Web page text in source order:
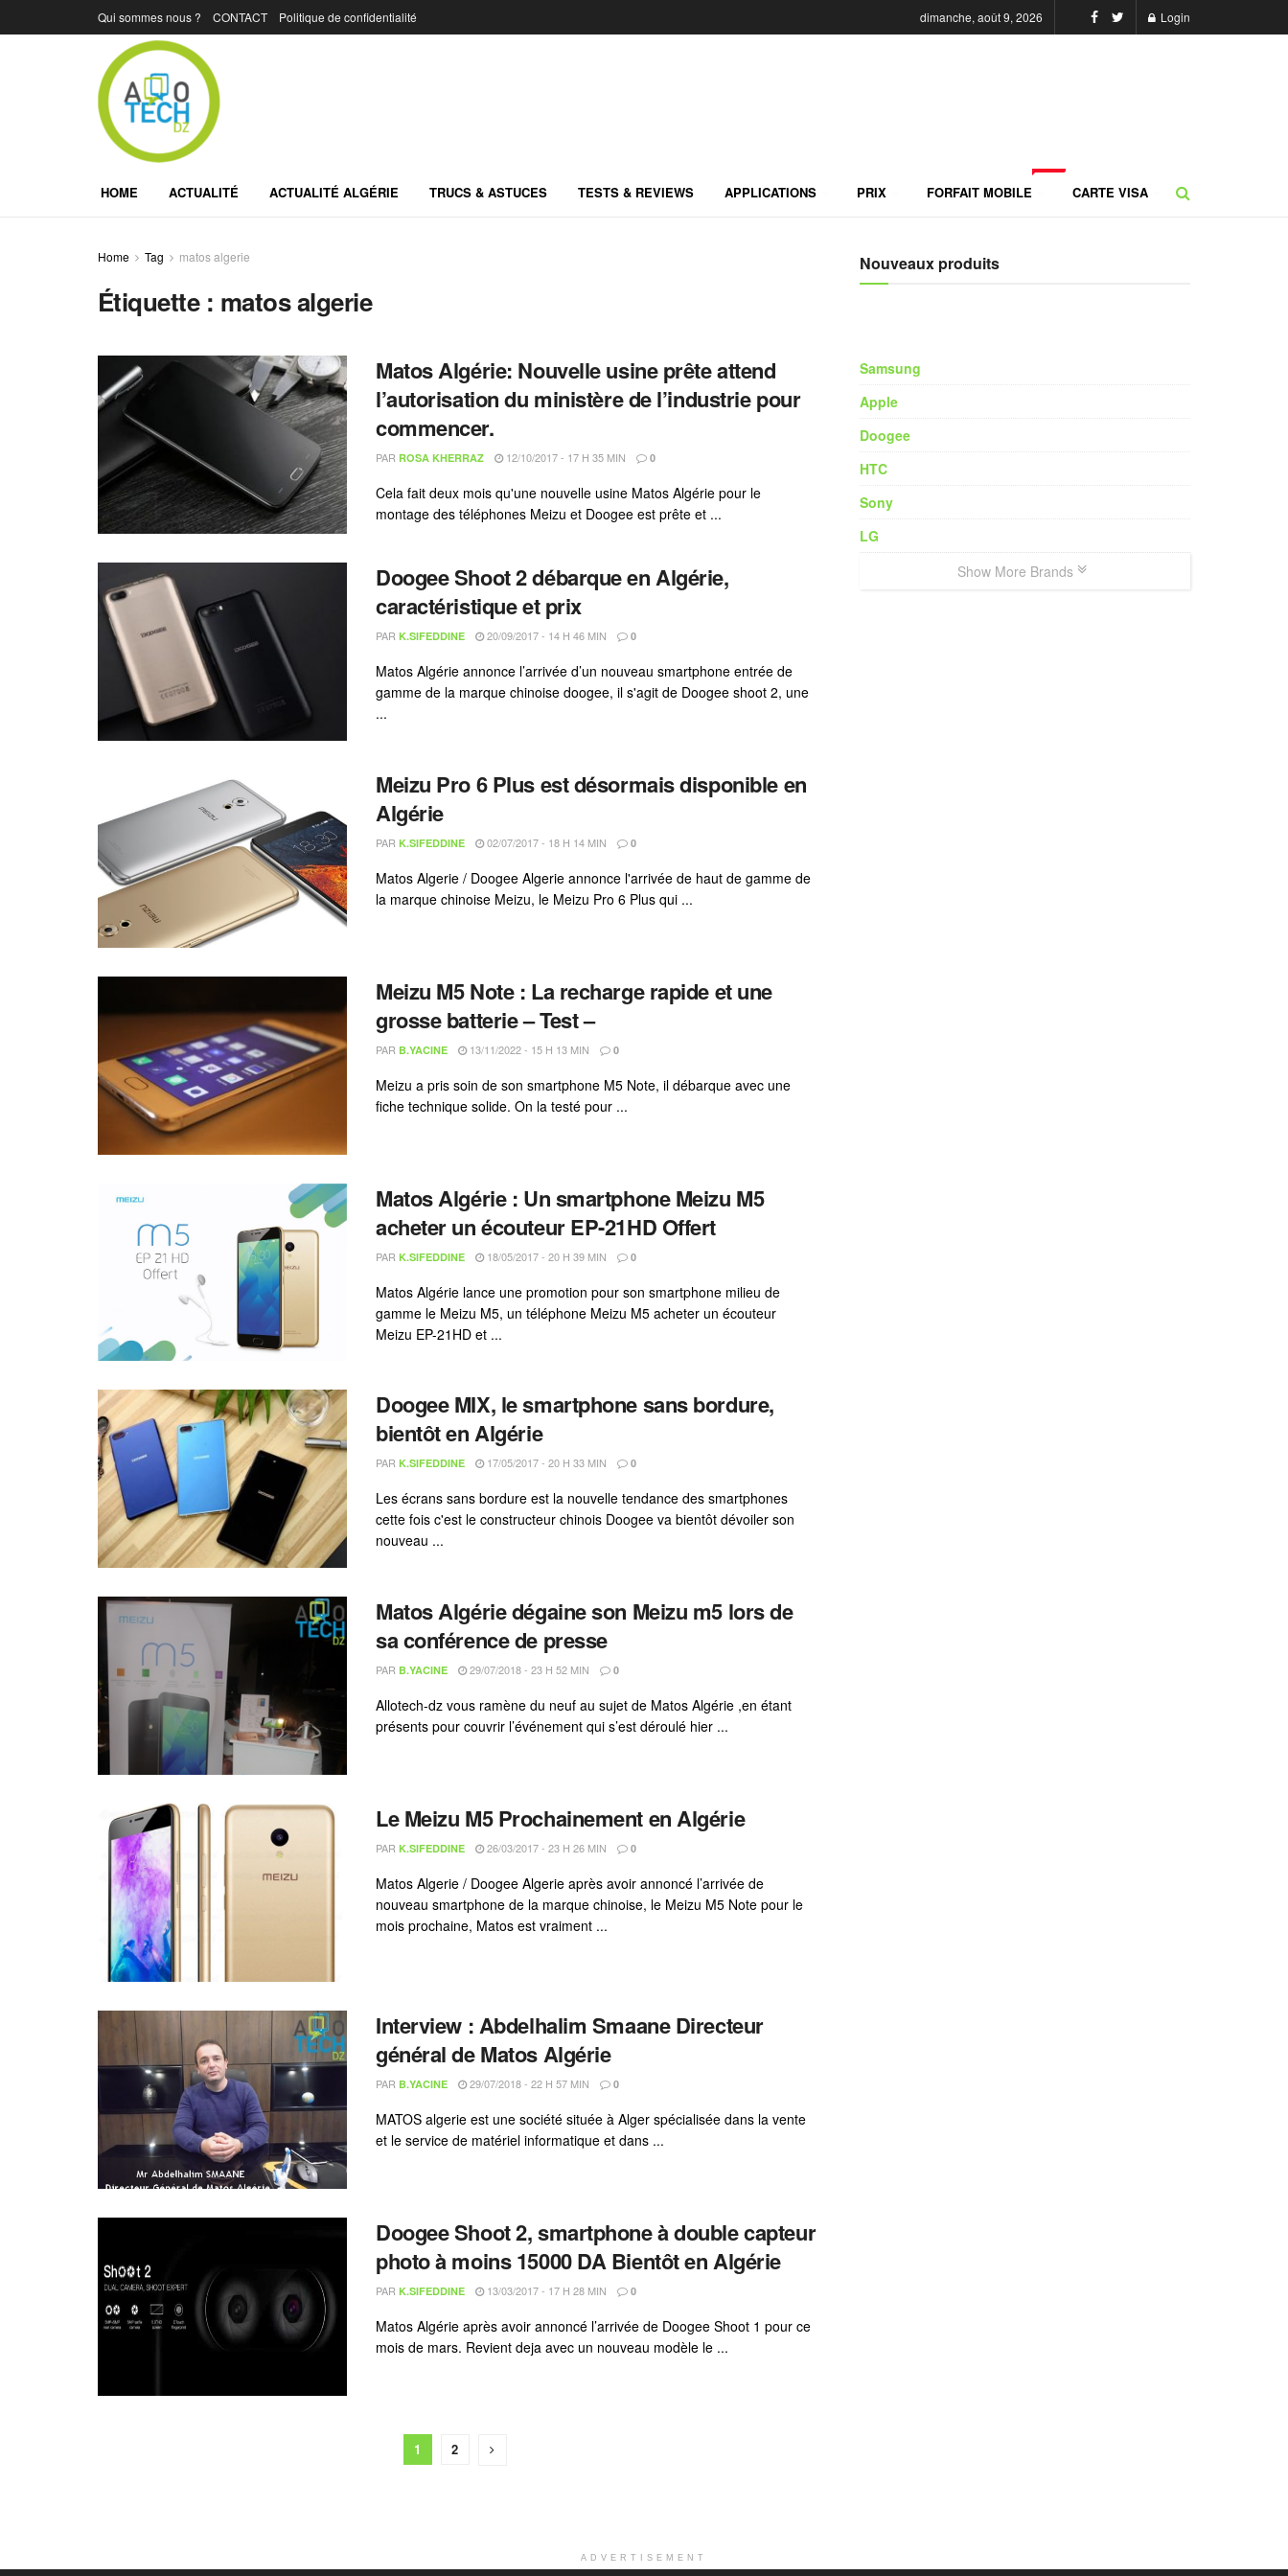
Qui sommes nous ? CONTACT Politique de confidentialité dimanche, août 9, 2026 Login
HOME ACTUALITÉ ACTUALITÉ ALGÉRIE TRUCS & ASTUCES TESTS & REVIEWS APPLICATIONS PRIX FORFAIT MOBILE CARTE VISA
Home Tag matos algerie
Étiquette : matos algerie
Matos Algérie: Nouvelle usine prête attend
l’autorisation du ministère de l’industrie pour
commencer.
PAR ROSA KHERRAZ 12/10/2017 - 17 H 35 MIN 0
Cela fait deux mois qu'une nouvelle usine Matos Algérie pour le
montage des téléphones Meizu et Doogee est prête et ...
Doogee Shoot 2 débarque en Algérie,
caractéristique et prix
PAR K.SIFEDDINE 20/09/2017 - 14 H 46 MIN 0
Matos Algérie annonce l’arrivée d’un nouveau smartphone entrée de
gamme de la marque chinoise doogee, il s'agit de Doogee shoot 2, une
...
Meizu Pro 6 Plus est désormais disponible en
Algérie
PAR K.SIFEDDINE 02/07/2017 - 18 H 14 MIN 0
Matos Algerie / Doogee Algerie annonce l'arrivée de haut de gamme de
la marque chinoise Meizu, le Meizu Pro 6 Plus qui ...
Meizu M5 Note : La recharge rapide et une
grosse batterie – Test –
PAR B.YACINE 13/11/2022 - 15 H 13 MIN 0
Meizu a pris soin de son smartphone M5 Note, il débarque avec une
fiche technique solide. On la testé pour ...
Matos Algérie : Un smartphone Meizu M5
acheter un écouteur EP-21HD Offert
PAR K.SIFEDDINE 18/05/2017 - 20 H 39 MIN 0
Matos Algérie lance une promotion pour son smartphone milieu de
gamme le Meizu M5, un téléphone Meizu M5 acheter un écouteur
Meizu EP-21HD et ...
Doogee MIX, le smartphone sans bordure,
bientôt en Algérie
PAR K.SIFEDDINE 17/05/2017 - 20 H 33 MIN 0
Les écrans sans bordure est la nouvelle tendance des smartphones
cette fois c'est le constructeur chinois Doogee va bientôt dévoiler son
nouveau ...
Matos Algérie dégaine son Meizu m5 lors de
sa conférence de presse
PAR B.YACINE 29/07/2018 - 23 H 52 MIN 0
Allotech-dz vous ramène du neuf au sujet de Matos Algérie ,en étant
présents pour couvrir l’événement qui s’est déroulé hier ...
Le Meizu M5 Prochainement en Algérie
PAR K.SIFEDDINE 26/03/2017 - 23 H 26 MIN 0
Matos Algerie / Doogee Algerie après avoir annoncé l’arrivée de
nouveau smartphone de la marque chinoise, le Meizu M5 Note pour le
mois prochaine, Matos est vraiment ...
Interview : Abdelhalim Smaane Directeur
général de Matos Algérie
PAR B.YACINE 29/07/2018 - 22 H 57 MIN 0
MATOS algerie est une société située à Alger spécialisée dans la vente
et le service de matériel informatique et dans ...
Doogee Shoot 2, smartphone à double capteur
photo à moins 15000 DA Bientôt en Algérie
PAR K.SIFEDDINE 13/03/2017 - 17 H 28 MIN 0
Matos Algérie après avoir annoncé l’arrivée de Doogee Shoot 1 pour ce
mois de mars. Revient deja avec un nouveau modèle le ...
1 2
Nouveaux produits
Samsung
Apple
Doogee
HTC
Sony
LG
Show More Brands
ADVERTISEMENT